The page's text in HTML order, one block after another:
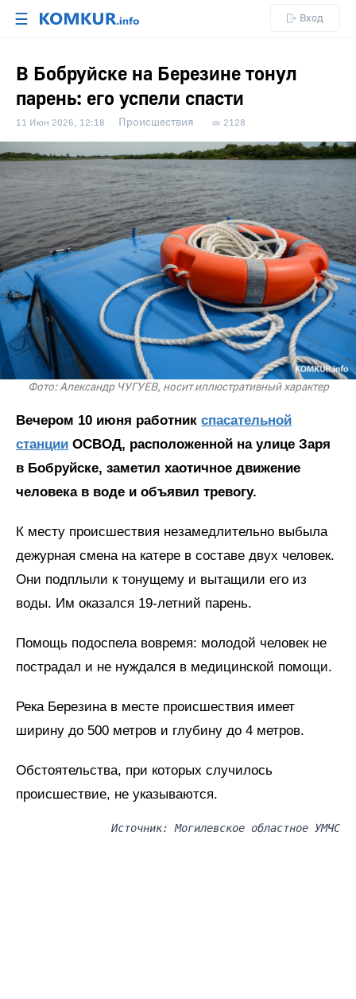
☰ Вход
В Бобруйске на Березине тонул
парень: его успели спасти
11 Июн 2026, 12:18 Происшествия 2128
Фото: Александр ЧУГУЕВ, носит иллюстративный характер
Вечером 10 июня работник спасательной
станции ОСВОД, расположенной на улице Заря
в Бобруйске, заметил хаотичное движение
человека в воде и объявил тревогу.
К месту происшествия незамедлительно выбыла
дежурная смена на катере в составе двух человек.
Они подплыли к тонущему и вытащили его из
воды. Им оказался 19-летний парень.
Помощь подоспела вовремя: молодой человек не
пострадал и не нуждался в медицинской помощи.
Река Березина в месте происшествия имеет
ширину до 500 метров и глубину до 4 метров.
Обстоятельства, при которых случилось
происшествие, не указываются.
Источник: Могилевское областное УМЧС